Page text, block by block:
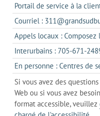
Portail de service à la
Courriel :
Appels locaux : Composez
Interurbains : 705-671-
En personne : Centres de
Si vous avez des
Web ou si vous avez
format accessible, veuillez